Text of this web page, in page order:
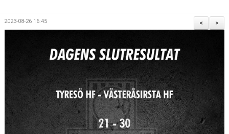
>
<
2023-08-26 16:45